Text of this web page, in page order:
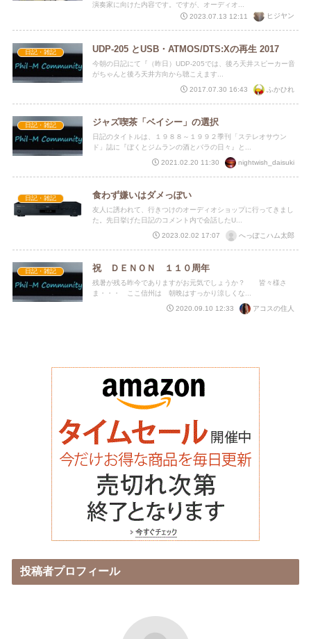
演奏家に向けた内容です。ですが、オーディオ...
2023.07.13 12:11
ヒジヤン
日記・雑記 UDP-205 とUSB・ATMOS/DTS:Xの再生 2017
今朝の日記にて『（昨日）UDP-205では、後ろ天井スピーカー音
がちゃんと後ろ天井方向から聴こえます...
2017.07.30 16:43
ふかひれ
日記・雑記 ジャズ喫茶「ベイシー」の選択
日記のタイトルは、１９８８～１９９２季刊「ステレオサウン
ド」誌に『ぼくとジムランの酒とバラの日々』と...
2021.02.20 11:30
nightwish_daisuki
日記・雑記 食わず嫌いはダメっぽい
友人に誘われて、行きつけのオーディオショップに行ってきまし
た。先日挙げた日記のコメント内で会話したU...
2023.02.02 17:07
へっぽこハム太郎
日記・雑記 祝 ＤＥＮＯＮ １１０周年
残暑が残る昨今でありますがお元気でしょうか？ 皆々様さ
ま・・・ ここ信州は 朝晩はすっかり涼しくな...
2020.09.10 12:33
アコスの住人
投稿者プロフィール